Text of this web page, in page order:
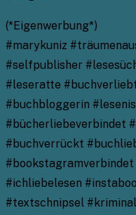
(*Eigenwerbung*)
#marykuniz
#selfpublisher
#leseratte
#buchbloggerin
#bücherliebeverbindet
#buchverrückt
#ichliebelesen
#textschnipsel